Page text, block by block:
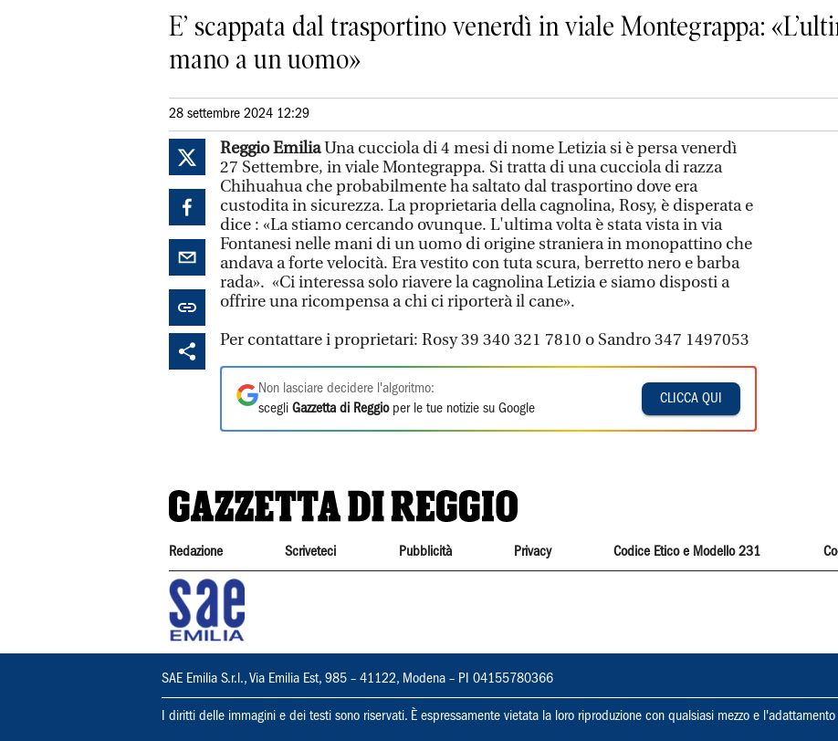
E’ scappata dal trasportino venerdì in viale Montegrappa:
mano a un uomo»
28 settembre 2024 12:29
Reggio EmiliaUna cucciola di 4 mesi di nome Letizia si è persa venerdì
27 Settembre, in viale Montegrappa. Si tratta di una cucciola di razza
Chihuahua che probabilmente ha saltato dal trasportino dove era
custodita in sicurezza. La proprietaria della cagnolina, Rosy, è disperata e
dice : «La stiamo cercando ovunque. L'ultima volta è stata vista in via
Fontanesi nelle mani di un uomo di origine straniera in monopattino che
andava a forte velocità. Era vestito con tuta scura, berretto nero e barba
rada». «Ci interessa solo riavere la cagnolina Letizia e siamo disposti a
offrire una ricompensa a chi ci riporterà il cane».
Per contattare i proprietari: Rosy 39 340 321 7810 o Sandro 347 1497053
Non lasciare decidere l'algoritmo:
scegli Gazzetta di Reggioper le tue notizie su Google
CLICCA QUI
Redazione Scriveteci Pubblicità Privacy Codice Etico e Modello 231
SAE Emilia S.r.l., Via Emilia Est, 985 – 41122, Modena – PI 04155780366
I diritti delle immagini e dei testi sono riservati. È espressamente vietata la loro riproduzione con qualsiasi mezzo e